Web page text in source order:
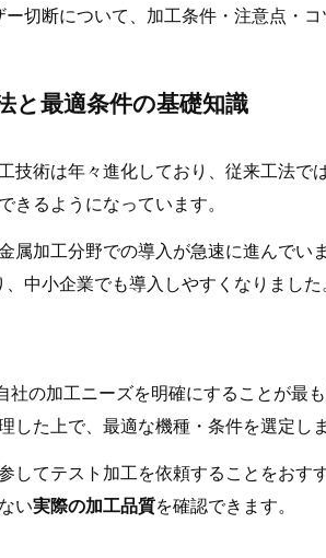
切断について、加工条件・注意点・コ
と最適条件の基礎知識
技術は年々進化しており、従来工法で
きるようになっています。
属加工分野での導入が急速に進んでい
中小企業でも導入しやすくなりました。
の加工ニーズを明確にすることが最
た上で、最適な機種・条件を選定しま
してテスト加工を依頼することをおす
い実際の加工品質を確認できます。